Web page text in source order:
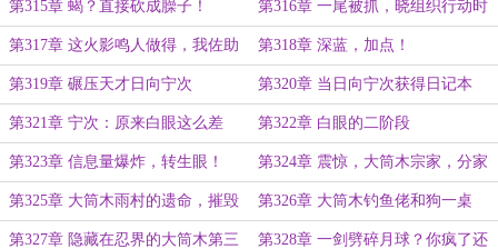
是吧！ 兵器，我是风影！
第315章 蝎？直接砍成臊子！ 第316章 一尾被抓，晓组织行动时
间曝光
第317章 这火影鸣人做得，我佐助
就做不得？
第318章 深蓝，加点！
第319章 碾压天才日向宁次 第320章 当日向宁次获得日记本
第321章 宁次：原来白眼这么差
么？
第322章 白眼的二阶段
第323章 信息量爆炸，转生眼！ 第324章 震惊，大筒木宗家，分家
的内战这么惨烈？
第325章 大筒木雨村的遗命，摧毁
忍界
第326章 大筒木钓鱼佬和狗一桌
第327章 隐藏在忍界的大筒木第三 第328章 一剑劈碎月球？你疯了还